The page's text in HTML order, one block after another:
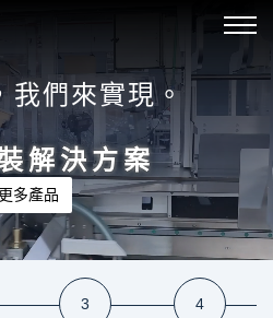
我們來實現。
解決方案
更多產品